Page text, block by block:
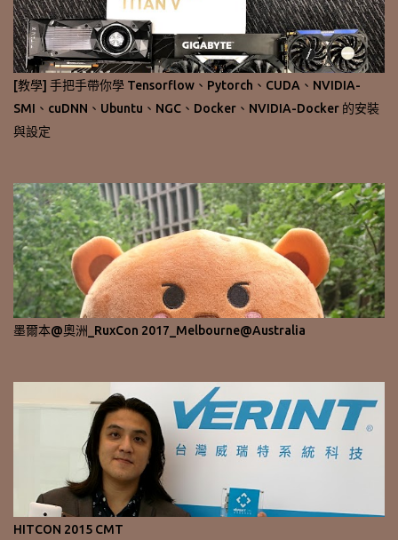
[教學] 手把手帶你學 Tensorflow、Pytorch、CUDA、NVIDIA-
SMI、cuDNN、Ubuntu、NGC、Docker、NVIDIA-Docker 的安裝
與設定
墨爾本@奧洲_RuxCon 2017_Melbourne@Australia
HITCON 2015 CMT